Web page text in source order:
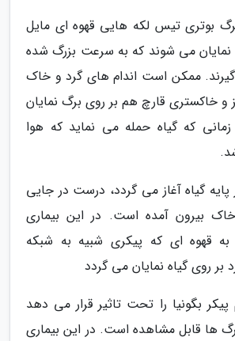
بوتری تیس لکه هایی قهوه ای مایل
نمایان می شوند که به سرعت بزرگ شده
ممکن است اندام های گرد و خاک
و خاکستری قارچ هم بر روی برگ نمایان
زمانی که گیاه حمله می نماید که هوا
پایه گیاه آغاز می گردد، درست در جایی
بیرون آمده است. در این بیماری
به قهوه ای که پیکری شبیه به شبکه
بر روی گیاه نمایان می گردد
بگونیا را تحت تاثیر قرار می دهد
ها قابل مشاهده است. در این بیماری